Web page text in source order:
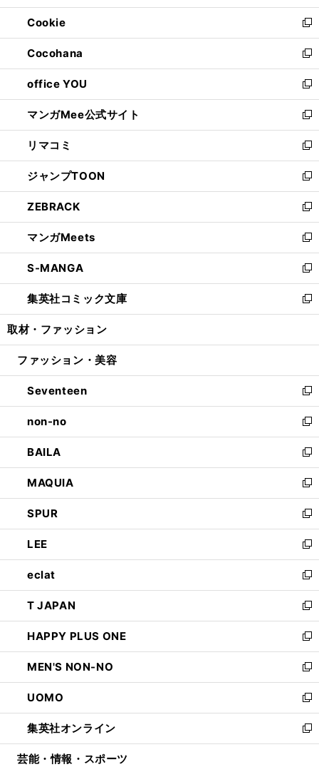
開
く
ウ
で
開
く
ン
ド
ウ
で
開
く
ウ
ィ
ン
ド
ウ
で
開
く
Cookie
新
し
い
ウ
ィ
ン
ド
ウ
で
開
く
Cocohana
新
し
い
ウ
ィ
ン
ド
ウ
で
開
く
office YOU
新
し
い
ウ
ィ
ン
ド
ウ
で
開
く
マンガMee公式サイト
新
し
い
ウ
ィ
ン
ド
ウ
で
開
く
リマコミ
新
し
い
ウ
ィ
ン
ド
ウ
で
開
く
ジャンプTOON
新
し
い
ウ
ィ
ン
ド
ウ
で
開
ZEBRACK
新
し
い
ウ
ィ
ン
ド
ウ
開
マンガMeets
新
し
い
ウ
ィ
ン
ウ
開
く
S-MANGA
新
し
い
ウ
ン
ウ
で
開
く
集英社コミック文庫
新
し
ウ
ン
ド
ウ
で
開
く
取材・ファッション
ファッション・美容
Seventeen
新
し
い
ウ
ィ
ン
ド
ウ
で
開
く
non-no
新
し
い
ウ
ィ
ン
ド
ウ
で
開
く
BAILA
新
し
い
ウ
ィ
ン
ド
ウ
で
開
く
MAQUIA
新
し
い
ウ
ィ
ン
ド
ウ
で
開
く
SPUR
新
し
い
ウ
ィ
ン
ド
ウ
で
開
く
LEE
新
し
い
ウ
ィ
ン
ド
ウ
で
開
く
eclat
新
し
い
ウ
ィ
ン
ド
ウ
で
開
く
T JAPAN
新
し
い
ウ
ィ
ン
ド
ウ
で
開
HAPPY PLUS ONE
新
し
い
ウ
ィ
ン
ド
ウ
MEN'S NON-NO
新
し
い
ウ
ィ
ン
UOMO
新
し
い
ウ
集英社オンライン
新
し
芸能・情報・スポーツ